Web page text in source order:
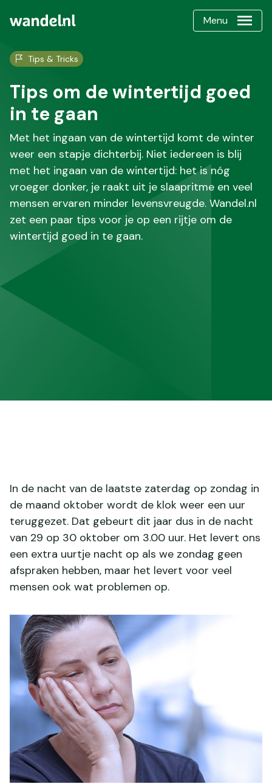
Menu
Tips & Tricks
Tips om de wintertijd goed
in te gaan
Met het ingaan van de wintertijd komt de winter
weer een stapje dichterbij. Niet iedereen is blij
met het ingaan van de wintertijd: het is nóg
vroeger donker, je raakt uit je slaapritme en veel
mensen ervaren minder levensvreugde. Wandel.nl
zet een paar tips voor je op een rijtje om de
wintertijd goed in te gaan.
In de nacht van de laatste zaterdag op zondag in
de maand oktober wordt de klok weer een uur
teruggezet. Dat gebeurt dit jaar dus in de nacht
van 29 op 30 oktober om 3.00 uur. Het levert ons
een extra uurtje nacht op als we zondag geen
afspraken hebben, maar het levert voor veel
mensen ook wat problemen op.